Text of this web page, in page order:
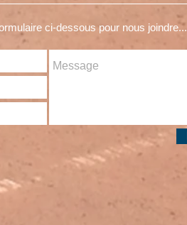
ci-dessous pour nous joindre...